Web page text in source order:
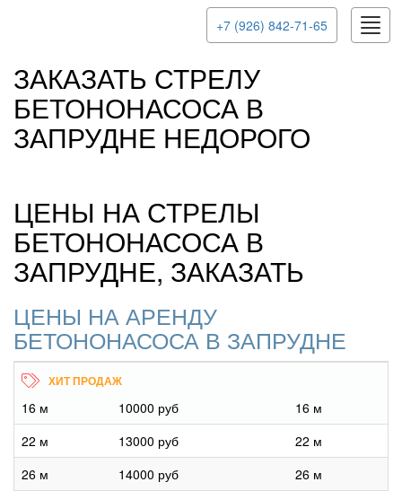
+7 (926) 842-71-65
ЗАКАЗАТЬ СТРЕЛУ
БЕТОНОНАСОСА В
ЗАПРУДНЕ НЕДОРОГО
ЦЕНЫ НА СТРЕЛЫ
БЕТОНОНАСОСА В
ЗАПРУДНЕ, ЗАКАЗАТЬ
ЦЕНЫ НА АРЕНДУ
БЕТОНОНАСОСА В ЗАПРУДНЕ
16 м 10000 руб
16 м
22 м
13000 руб
22 м
26 м
14000 руб
26 м